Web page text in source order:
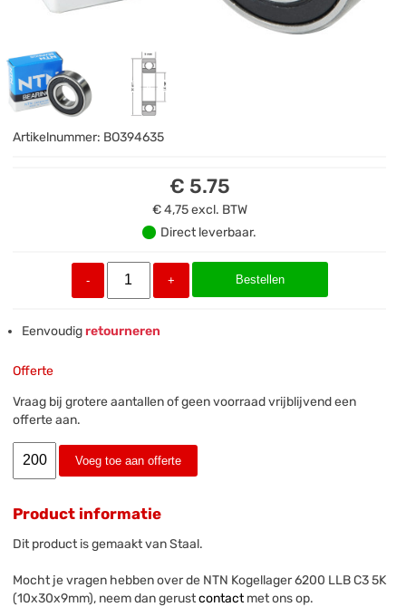
Artikelnummer: BO394635
€ 5.75
€ 4,75excl. BTW
Direct leverbaar.
- + Bestellen
Eenvoudigretourneren
Offerte
Vraag bij grotere aantallen of geen voorraad vrijblijvend een
offerte aan.
Voeg toe aan offerte
Product informatie
Dit product is gemaakt van Staal.
Mocht je vragen hebben over de NTN Kogellager 6200 LLB C3 5K
(10x30x9mm), neem dan gerustcontactmet ons op.